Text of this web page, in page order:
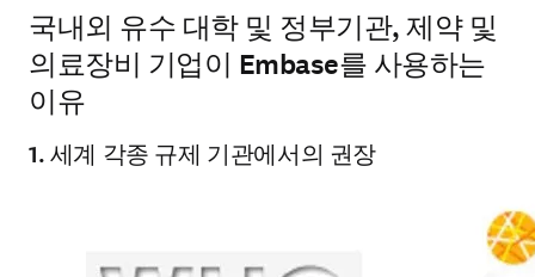
국내외 유수 대학 및 정부기관, 제약 및
의료장비 기업이 Embase를 사용하는
이유
1. 세계 각종 규제 기관에서의 권장